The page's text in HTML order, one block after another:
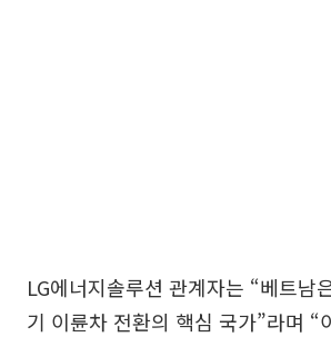
LG에너지솔루션 관계자는 “베트남
기 이륜차 전환의 핵심 국가”라며 “